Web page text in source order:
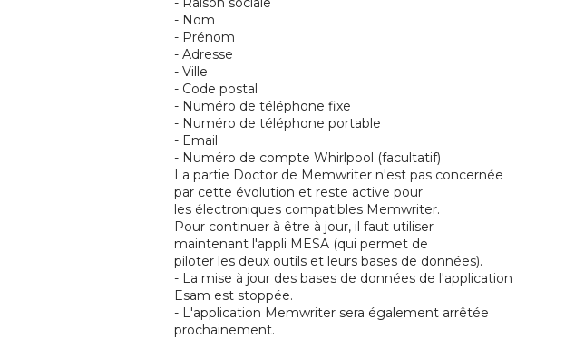
- Nom
- Prénom
- Adresse
- Ville
- Code postal
- Numéro de téléphone fixe
- Numéro de téléphone portable
- Email
- Numéro de compte Whirlpool (facultatif)
La partie Doctor de Memwriter n'est pas concernée
par cette évolution et reste active pour
les électroniques compatibles Memwriter.
Pour continuer à être à jour, il faut utiliser
maintenant l'appli MESA (qui permet de
piloter les deux outils et leurs bases de données).
- La mise à jour des bases de données de l'application
Esam est stoppée.
- L'application Memwriter sera également arrêtée
prochainement.